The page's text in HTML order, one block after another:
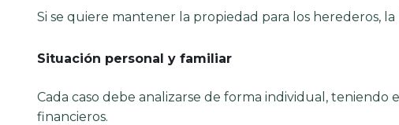
Si se quiere mantener la propiedad para los herederos,
Situación personal y familiar
Cada caso debe analizarse de forma individual,
financieros.